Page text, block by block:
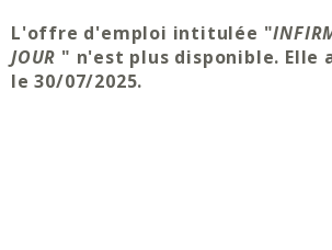
L'offre d'emploi intitulée "
JOUR " n'est plus disponible. Elle
le 30/07/2025.